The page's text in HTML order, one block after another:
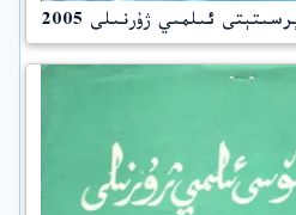
ئىلمىي ژۇرنىلى 2005